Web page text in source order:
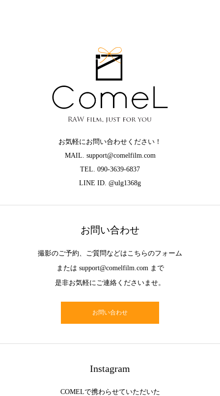
お気軽にお問い合わせください！
MAIL. support@comelfilm.com
TEL. 090-3639-6837
LINE ID. @ulg1368g
お問い合わせ
撮影のご予約、ご質問などはこちらのフォーム
または support@comelfilm.com まで
是非お気軽にご連絡くださいませ。
お問い合わせ
Instagram
COMELで携わらせていただいた